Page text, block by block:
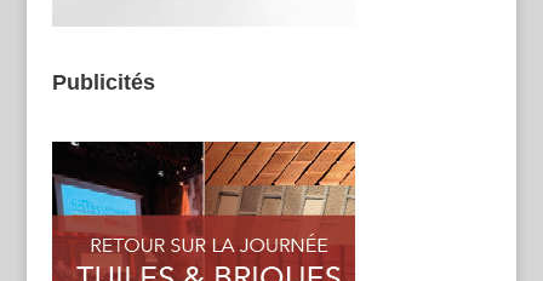
Publicités